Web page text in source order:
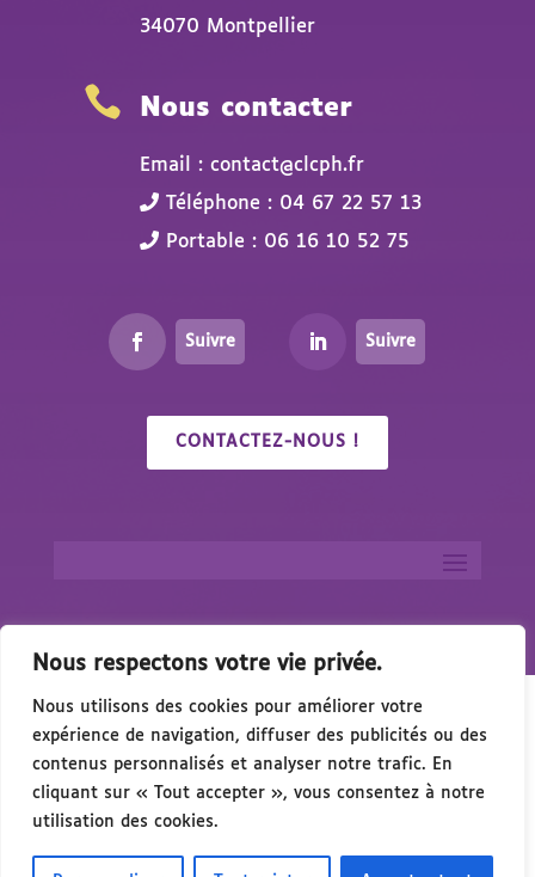
Nous respectons votre vie privée.
Nous utilisons des cookies pour améliorer votre
expérience de navigation, diffuser des publicités ou des
contenus personnalisés et analyser notre trafic. En
cliquant sur « Tout accepter », vous consentez à notre
utilisation des cookies.
34070 Montpellier
 Nous contacter
Email : contact@clcph.fr
Téléphone : 04 67 22 57 13
Portable : 06 16 10 52 75
Suivre Suivre
CONTACTEZ-NOUS !
🎉 Congrés/Salon du Handicap & de